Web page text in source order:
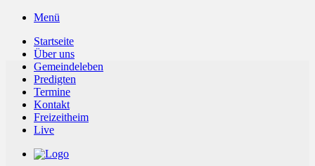
Zum
springen
Menü
Startseite
Über uns
Gemeindeleben
Predigten
Termine
Kontakt
Freizeitheim
Live